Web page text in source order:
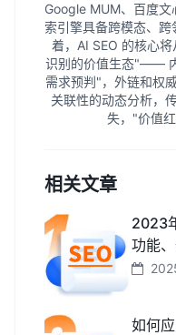
Google MUM、百度
索引擎具备跨模态、
着，AI SEO 的核心
识别的价值生态"——
需求预判"，外链和权
关联性的动态分析，
失，"价值
相关文章
2023
功能
如何